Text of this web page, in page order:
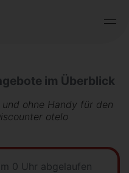
im Überblick
ohne Handy für den
otelo
0 Uhr abgelaufen